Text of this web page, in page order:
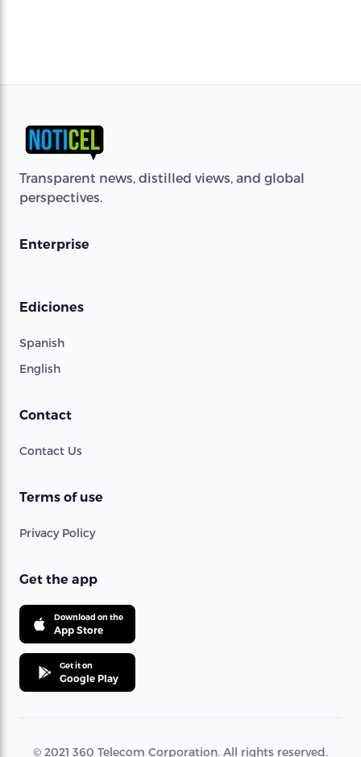
Transparent news, distilled views, and global
perspectives.
Enterprise
Ediciones
Spanish
English
Contact
Contact Us
Terms of use
Privacy Policy
Get the app
Download on the
App Store
Get it on
Google Play
© 2021 360 Telecom Corporation. All rights reserved.